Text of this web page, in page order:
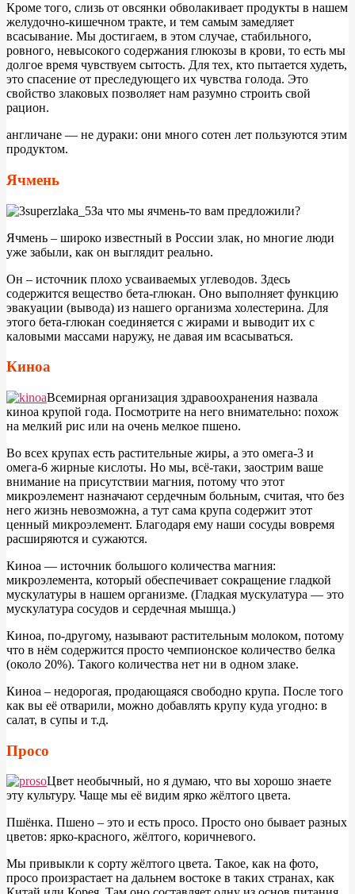
Кроме того, слизь от овсянки обволакивает продукты в нашем
желудочно-кишечном тракте, и тем самым замедляет
всасывание. Мы достигаем, в этом случае, стабильного,
ровного, невысокого содержания глюкозы в крови, то есть мы
долгое время чувствуем сытость. Для тех, кто пытается худеть,
это спасение от преследующего их чувства голода. Это
свойство злаковых позволяет нам разумно строить свой
рацион.
англичане — не дураки: они много сотен лет пользуются этим
продуктом.
Ячмень
За что мы ячмень-то вам предложили?
Ячмень – широко известный в России злак, но многие люди
уже забыли, как он выглядит реально.
Он – источник плохо усваиваемых углеводов. Здесь
содержится вещество бета-глюкан. Оно выполняет функцию
эвакуации (вывода) из нашего организма холестерина. Для
этого бета-глюкан соединяется с жирами и выводит их с
каловыми массами наружу, не давая им всасываться.
Киноа
Всемирная организация здравоохранения назвала
киноа крупой года. Посмотрите на него внимательно: похож
на мелкий рис или на очень мелкое пшено.
Во всех крупах есть растительные жиры, а это омега-3 и
омега-6 жирные кислоты. Но мы, всё-таки, заострим ваше
внимание на присутствии магния, потому что этот
микроэлемент назначают сердечным больным, считая, что без
него жизнь невозможна, а тут сама крупа содержит этот
ценный микроэлемент. Благодаря ему наши сосуды вовремя
расширяются и сужаются.
Киноа — источник большого количества магния:
микроэлемента, который обеспечивает сокращение гладкой
мускулатуры в нашем организме. (Гладкая мускулатура — это
мускулатура сосудов и сердечная мышца.)
Киноа, по-другому, называют растительным молоком, потому
что в нём содержится просто чемпионское количество белка
(около 20%). Такого количества нет ни в одном злаке.
Киноа – недорогая, продающаяся свободно крупа. После того
как вы её отварили, можно добавлять крупу куда угодно: в
салат, в супы и т.д.
Просо
Цвет необычный, но я думаю, что вы хорошо знаете
эту культуру. Чаще мы её видим ярко жёлтого цвета.
Пшёнка. Пшено – это и есть просо. Просто оно бывает разных
цветов: ярко-красного, жёлтого, коричневого.
Мы привыкли к сорту жёлтого цвета. Такое, как на фото,
просо произрастает на дальнем востоке в таких странах, как